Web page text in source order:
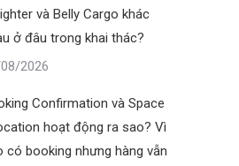
và Belly Cargo khác
ở đâu trong khai thác?
2026
Confirmation và Space
hoạt động ra sao? Vì
có booking nhưng hàng vẫn